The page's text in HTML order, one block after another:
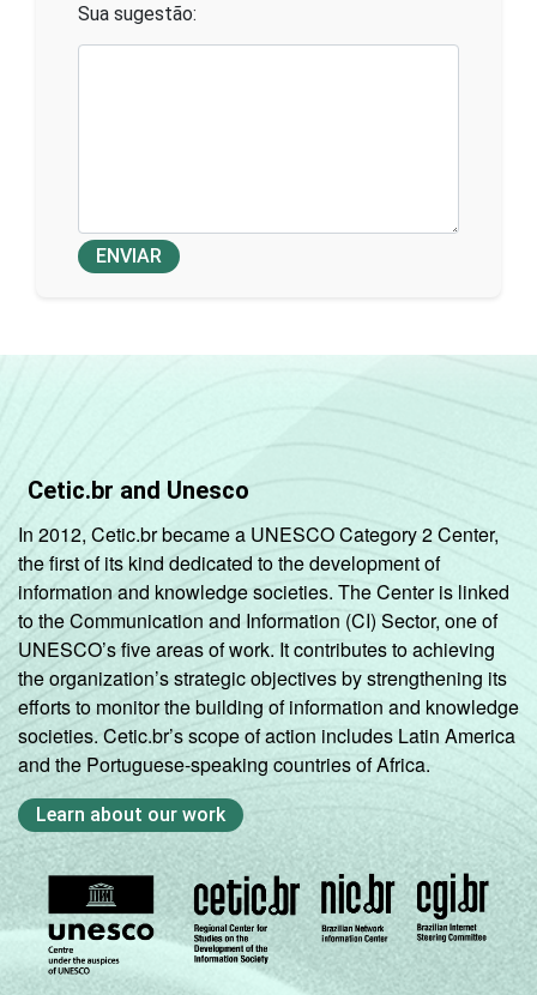
Sua sugestão:
ENVIAR
Cetic.br and Unesco
In 2012, Cetic.br became a UNESCO Category 2 Center,
the first of its kind dedicated to the development of
information and knowledge societies. The Center is linked
to the Communication and Information (CI) Sector, one of
UNESCO’s five areas of work. It contributes to achieving
the organization’s strategic objectives by strengthening its
efforts to monitor the building of information and knowledge
societies. Cetic.br’s scope of action includes Latin America
and the Portuguese-speaking countries of Africa.
Learn about our work